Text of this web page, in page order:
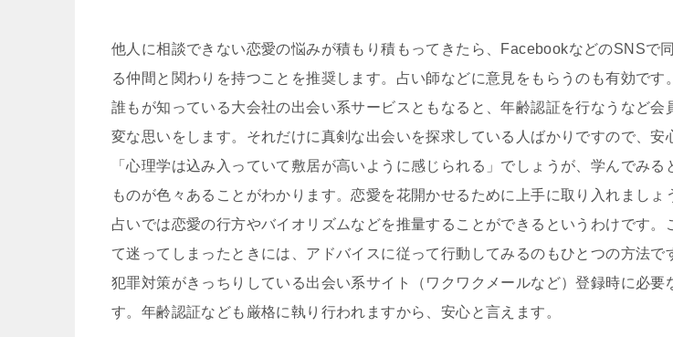
他人に相談できない恋愛の悩みが積もり積もってきたら、FacebookなどのSNSで
る仲間と関わりを持つことを推奨します。占い師などに意見をもらうのも有効です。
誰もが知っている大会社の出会い系サービスともなると、年齢認証を行なうなど会
変な思いをします。それだけに真剣な出会いを探求している人ばかりですので、安
「心理学は込み入っていて敷居が高いように感じられる」でしょうが、学んでみる
ものが色々あることがわかります。恋愛を花開かせるために上手に取り入れましょ
占いでは恋愛の行方やバイオリズムなどを推量することができるというわけです。
て迷ってしまったときには、アドバイスに従って行動してみるのもひとつの方法で
犯罪対策がきっちりしている出会い系サイト（ワクワクメールなど）登録時に必要
す。年齢認証なども厳格に執り行われますから、安心と言えます。